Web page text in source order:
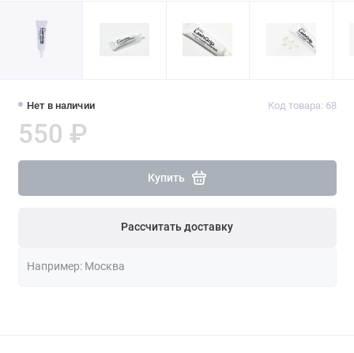
Нет в наличии Код товара: 68
550 ₽
Купить
Рассчитать доставку